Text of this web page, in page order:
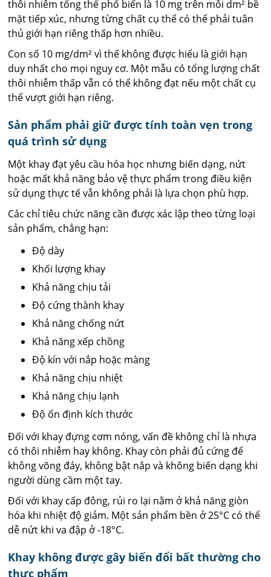
thôi nhiễm tổng thể phổ biến là 10 mg trên mỗi dm² bề
mặt tiếp xúc, nhưng từng chất cụ thể có thể phải tuân
thủ giới hạn riêng thấp hơn nhiều.
Con số 10 mg/dm² vì thế không được hiểu là giới hạn
duy nhất cho mọi nguy cơ. Một mẫu có tổng lượng chất
thôi nhiễm thấp vẫn có thể không đạt nếu một chất cụ
thể vượt giới hạn riêng.
Sản phẩm phải giữ được tính toàn vẹn trong
quá trình sử dụng
Một khay đạt yêu cầu hóa học nhưng biến dạng, nứt
hoặc mất khả năng bảo vệ thực phẩm trong điều kiện
sử dụng thực tế vẫn không phải là lựa chọn phù hợp.
Các chỉ tiêu chức năng cần được xác lập theo từng loại
sản phẩm, chẳng hạn:
Độ dày
Khối lượng khay
Khả năng chịu tải
Độ cứng thành khay
Khả năng chống nứt
Khả năng xếp chồng
Độ kín với nắp hoặc màng
Khả năng chịu nhiệt
Khả năng chịu lạnh
Độ ổn định kích thước
Đối với khay đựng cơm nóng, vấn đề không chỉ là nhựa
có thôi nhiễm hay không. Khay còn phải đủ cứng để
không võng đáy, không bật nắp và không biến dạng khi
người dùng cầm một tay.
Đối với khay cấp đông, rủi ro lại nằm ở khả năng giòn
hóa khi nhiệt độ giảm. Một sản phẩm bền ở 25°C có thể
dễ nứt khi va đập ở -18°C.
Khay không được gây biến đổi bất thường cho
thực phẩm